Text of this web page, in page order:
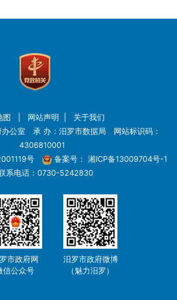
图 网站声明
关于我们
办公室 承 办：汨罗市数据局 网站标识码：
4306810001
号
备案号： 湘ICP备13009704号-1
系电话：0730-5242830
市政府网
信公众号
汨罗市政府微博
（魅力汨罗）